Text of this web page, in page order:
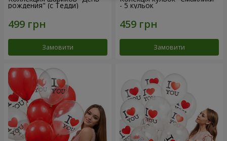
рождения" (с Тедди)
Замовити
- 5 кульок
Замовити